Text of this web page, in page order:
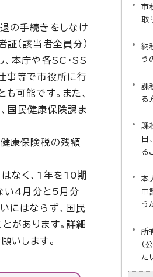
の手続きをしなけ
（該当者全員分）
本庁や各SC・SS
事等で市役所に行
可能です。また、
国民健康保険課ま
康保険税の残額
なく、1年を10期
い4月分と5月分
にはならず、国民
があります。詳細
いします。
市
取
納
う
課
る
課
日
る
本
申
う
所
（
た